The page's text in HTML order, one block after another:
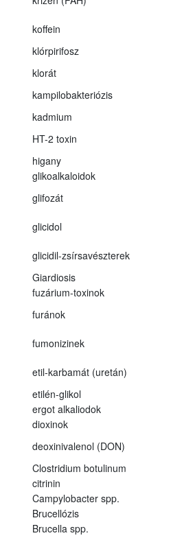
koffein
klórpirifosz
klorát
kampilobakteriózis
kadmium
HT-2 toxin
higany
glikoalkaloidok
glifozát
glicidol
glicidil-zsírsavészterek
Giardiosis
fuzárium-toxinok
furánok
fumonizinek
etil-karbamát (uretán)
etilén-glikol
ergot alkaliodok
dioxinok
deoxinivalenol (DON)
Clostridium botulinum
citrinin
Campylobacter spp.
Brucellózis
Brucella spp.